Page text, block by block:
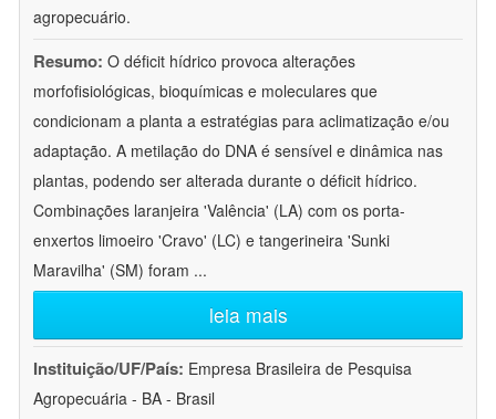
agropecuário.
Resumo: O déficit hídrico provoca alterações
morfofisiológicas, bioquímicas e moleculares que
condicionam a planta a estratégias para aclimatização e/ou
adaptação. A metilação do DNA é sensível e dinâmica nas
plantas, podendo ser alterada durante o déficit hídrico.
Combinações laranjeira 'Valência' (LA) com os porta-
enxertos limoeiro 'Cravo' (LC) e tangerineira 'Sunki
Maravilha' (SM) foram ...
leia mais
Instituição/UF/País: Empresa Brasileira de Pesquisa
Agropecuária - BA - Brasil